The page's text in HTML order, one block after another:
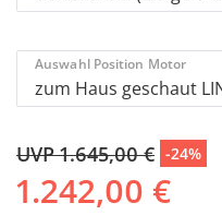
Auswahl Position Motor
UVP 1.645,00 € -24%
1.242,00 €